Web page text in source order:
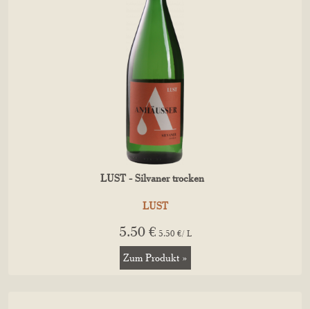
LUST - Silvaner trocken
LUST
5.50 € 5.50 €/ L
Zum Produkt »